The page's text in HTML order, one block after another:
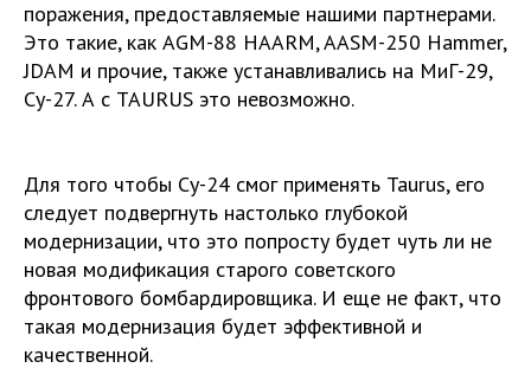
поражения, предоставляемые нашими партнерами.
Это такие, как AGM-88 HAARM, AASM-250 Hammer,
JDAM и прочие, также устанавливались на МиГ-29,
Су-27. А с TAURUS это невозможно.
Для того чтобы Су-24 смог применять Taurus, его
следует подвергнуть настолько глубокой
модернизации, что это попросту будет чуть ли не
новая модификация старого советского
фронтового бомбардировщика. И еще не факт, что
такая модернизация будет эффективной и
качественной.